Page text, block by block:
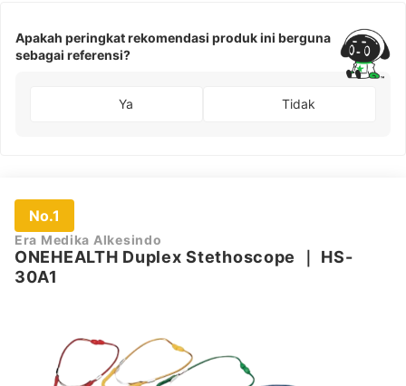
Apakah peringkat rekomendasi produk ini berguna
sebagai referensi?
Ya Tidak
No.1
Era Medika Alkesindo
ONEHEALTH Duplex Stethoscope ｜ HS-
30A1